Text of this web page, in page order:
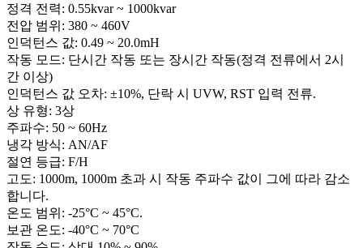
정격 전력: 0.55kvar ~ 1000kvar
전압 범위: 380 ~ 460V
인덕턴스 값: 0.49 ~ 20.0mH
작동 모드: 단시간 작동 또는 장시간 작동(정격 전류에서 2시
간 이상)
인덕턴스 값 오차: ±10%, 단락 시 UVW, RST 입력 전류.
상 유형: 3상
주파수: 50 ~ 60Hz
냉각 방식: AN/AF
절연 등급: F/H
고도: 1000m, 1000m 초과 시 작동 주파수 값이 그에 따라 감소
합니다.
온도 범위: -25°C ~ 45°C.
보관 온도: -40°C ~ 70°C